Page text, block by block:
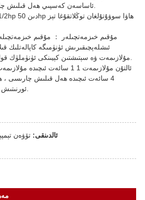
ئاساسەن كەسپىي ھەل قىلىش چارىسى بىلەن تەمىنلەيدۇ.
ئىشلەپچىقىرىش ئۈنۈمىگە كاپالەتلىك
مۇلازىمەت ۋە سېتىشتىن كېيىنكى ئۈنۈملۈك قوللاشقا كاپالەتلىك قىلىش.
4 سائەت ئىچىدە ھەل قىلىش چارىسى ،
ئورنىتىش ۋە ئاسراش ئەترىتى بار.
ئالدىنقى: تۆۋەن